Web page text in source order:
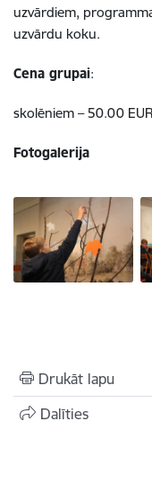
uzvārdiem,
uzvārdu koku.
Cena grupai:
skolēniem – 50.00
Fotogalerija
Drukāt lapu
Dalīties